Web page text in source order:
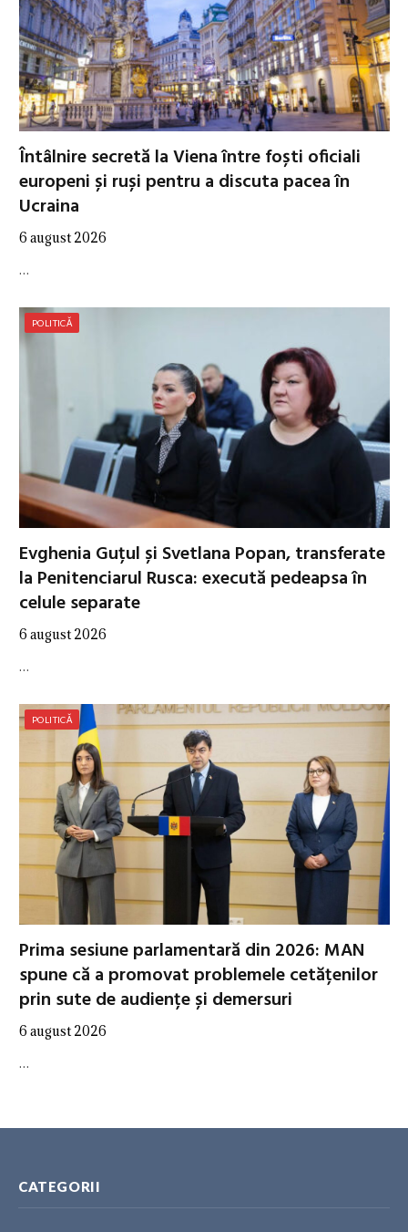
Întâlnire secretă la Viena între foști oficiali
europeni și ruși pentru a discuta pacea în
Ucraina
6 august 2026
…
POLITICĂ
Evghenia Guțul și Svetlana Popan, transferate
la Penitenciarul Rusca: execută pedeapsa în
celule separate
6 august 2026
…
POLITICĂ
Prima sesiune parlamentară din 2026: MAN
spune că a promovat problemele cetățenilor
prin sute de audiențe și demersuri
6 august 2026
…
CATEGORII